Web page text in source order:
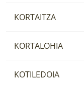
KORTAITZA
KORTALOHIA
KOTILEDOIA